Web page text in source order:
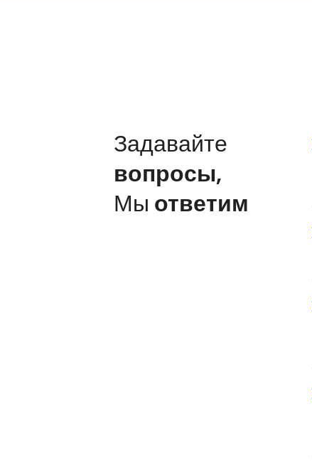
Задавайте
вопросы,
Мы ответим